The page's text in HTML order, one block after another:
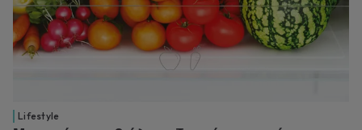
Lifestyle